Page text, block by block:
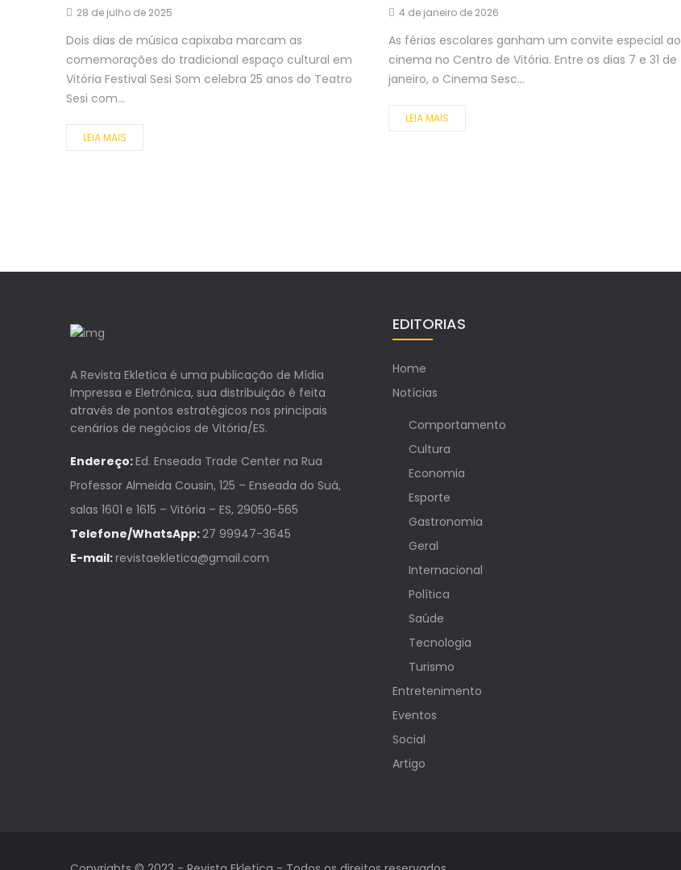
28 de julho de 2025
Dois dias de música capixaba marcam as
comemorações do tradicional espaço cultural em
Vitória Festival Sesi Som celebra 25 anos do Teatro
Sesi com...
LEIA MAIS
4 de janeiro de 2026
As férias escolares ganham um convite especial ao
cinema no Centro de Vitória. Entre os dias 7 e 31 de
janeiro, o Cinema Sesc...
LEIA MAIS
A Revista Ekletica é uma publicação de Mídia
Impressa e Eletrônica, sua distribuição é feita
através de pontos estratégicos nos principais
cenários de negócios de Vitória/ES.
Endereço:Ed. Enseada Trade Center na Rua
Professor Almeida Cousin, 125 – Enseada do Suá,
salas 1601 e 1615 – Vitória – ES, 29050-565
Telefone/WhatsApp:27 99947-3645
E-mail:revistaekletica@gmail.com
EDITORIAS
Home
Notícias
Comportamento
Cultura
Economia
Esporte
Gastronomia
Geral
Internacional
Política
Saúde
Tecnologia
Turismo
Entretenimento
Eventos
Social
Artigo